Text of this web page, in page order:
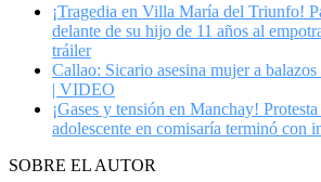
¡Tragedia en Villa María del Triunfo!
delante de su hijo de 11 años al
tráiler
Callao: Sicario asesina mujer a
| VIDEO
¡Gases y tensión en Manchay!
adolescente en comisaría terminó con
SOBRE EL AUTOR